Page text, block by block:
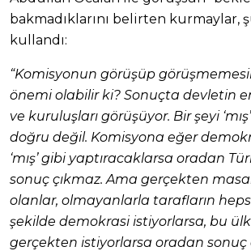
bakmadıklarını belirten kurmaylar,
kullandı:
“Komisyonun görüşüp
önemi olabilir ki? Sonuçta devletin
ve kuruluşları görüşüyor. Bir şeyi
doğru değil. Komisyona eğer
‘mış’ gibi yaptıracaklarsa oradan
sonuç çıkmaz. Ama gerçekten
olanlar, olmayanlarla tarafların
şekilde demokrasi istiyorlarsa, bu
gerçekten istiyorlarsa oradan sonuç